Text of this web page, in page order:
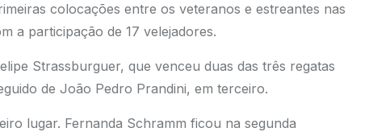
colocações entre os veteranos e estreantes nas
a participação de 17 velejadores.
Strassburguer, que venceu duas das três regatas
de João Pedro Prandini, em terceiro.
lugar. Fernanda Schramm ficou na segunda